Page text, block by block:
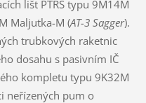
lišt PTŘS typu 9M14M
Maljutka-M (AT-3 Sagger).
trubkových raketnic
dosahu s pasivním IČ
kompletu typu 9K32M
neřízených pum o